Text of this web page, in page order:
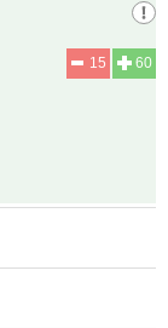
60
15